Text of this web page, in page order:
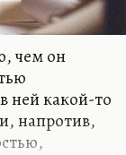
чем он
ней какой-то
напротив,